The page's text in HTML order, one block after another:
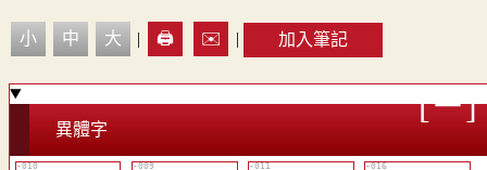
小 中 大 | 🖨️ ✉️ | 加入筆記
異體字